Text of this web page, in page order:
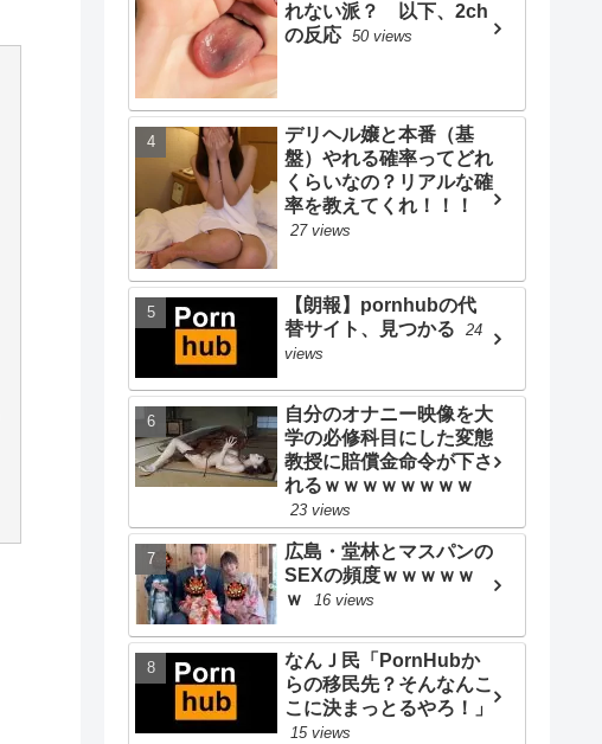
れない派？ 以下、2ch
の反応 50 views
デリヘル嬢と本番（基
盤）やれる確率ってどれ
くらいなの？リアルな確
率を教えてくれ！！！
27 views
【朗報】pornhubの代
替サイト、見つかる
24
views
自分のオナニー映像を大
学の必修科目にした変態
教授に賠償金命令が下さ
れるｗｗｗｗｗｗｗｗ
23 views
広島・堂林とマスパンの
SEXの頻度ｗｗｗｗｗ
ｗ
16 views
なんＪ民「PornHubか
らの移民先？そんなんこ
こに決まっとるやろ！」
15 views